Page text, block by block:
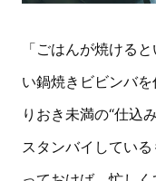
「ごはんが焼ける
い鍋焼きビビンバ
りおき未満の“仕込
スタンバイしてい